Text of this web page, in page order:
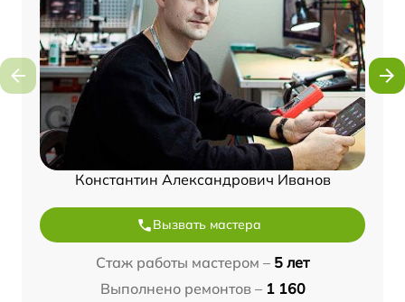
Константин Александрович Иванов
Вызвать мастера
Стаж работы мастером – 5 лет
Выполнено ремонтов – 1 160